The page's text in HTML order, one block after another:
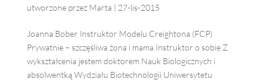
utworzone przez Marta | 27-lis-2015
Joanna Bober Instruktor Modelu Creightona (FCP)
Prywatnie – szczęśliwa żona i mama Instruktor o sobie Z
wykształcenia jestem doktorem Nauk Biologicznych i
absolwentką Wydziału Biotechnologii Uniwersytetu